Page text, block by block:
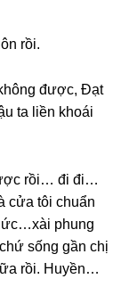
rồi.
được, Đạt
ta liền khoái
rồi… đi đi…
cửa tôi chuẩn
phunɡ
ѕốnɡ ɡần chị
rồi. Huyền…